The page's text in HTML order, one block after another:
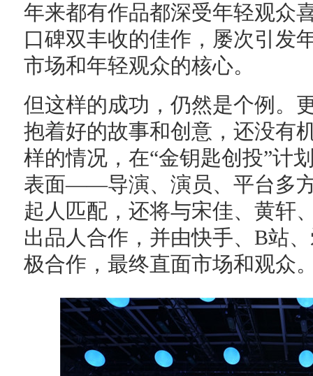
年来都有作品都深受年轻观众
口碑双丰收的佳作，屡次引发
市场和年轻观众的核心。
但这样的成功，仍然是个例。
抱着好的故事和创意，还没有
样的情况，在“金钥匙创投”计
表面——导演、演员、平台多
起人匹配，还将与宋佳、黄轩
出品人合作，并由快手、B站
极合作，最终直面市场和观众